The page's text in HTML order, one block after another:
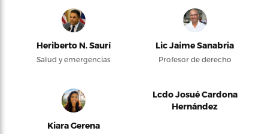
Heriberto N. Saurí
Salud y emergencias
Lic Jaime Sanabria
Profesor de derecho
Kiara Gerena
Lcdo Josué Cardona
Hernández